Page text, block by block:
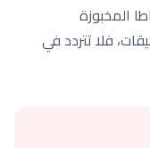
المخبوزة
فلا تتردد في